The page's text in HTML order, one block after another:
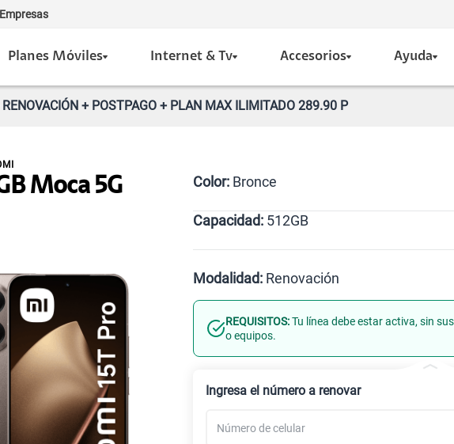
Empresas
Planes Móviles Internet & Tv Accesorios Ayuda
+ POSTPAGO + PLAN MAX ILIMITADO 289.90 P
Moca 5G Color: Bronce
Capacidad: 512GB
Modalidad: Renovación
Línea Nueva Portabilidad
REQUISITOS:Tu línea debe estar activa, sin
o equipos.
Ingresa el número a renovar